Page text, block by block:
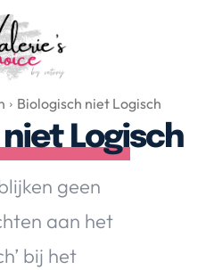
& Culture
& Drinks
& Duurzaamheid
& Tech
Valerie
Biologisch niet Logisch
niet Logisch
geen
aan het
bij het